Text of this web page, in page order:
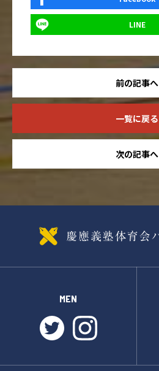
LINE
前の記事へ
一覧に戻る
次の記事へ
MEN
twitterinstagram